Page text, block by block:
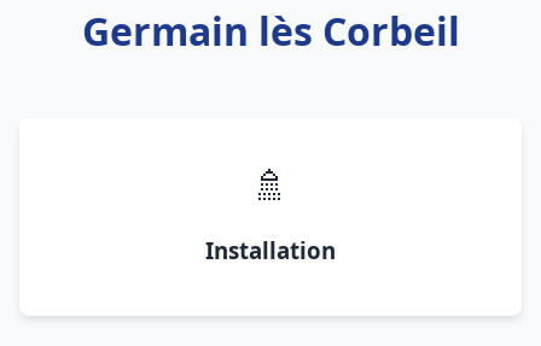
Germain lès Corbeil
🚿
Installation